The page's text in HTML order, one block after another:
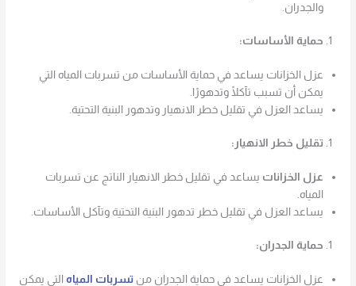
والجدران.
حماية الأساسات:
عزل الخزانات يساعد في حماية الأساسات من تسربات المياه التي
يمكن أن تسبب تآكلًا وتدهورًا.
يساعد العزل في تقليل خطر الانهيار وتدهور البنية التحتية.
تقليل خطر الانهيار:
عزل الخزانات يساعد في تقليل خطر الانهيار الناتج عن تسربات
المياه.
يساعد العزل في تقليل خطر تدهور البنية التحتية وتآكل الأساسات.
حماية الجدران:
عزل الخزانات يساعد في حماية الجدران من تسربات المياه التي يمكن